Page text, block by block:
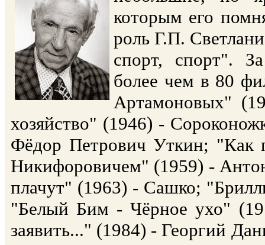
которым его
роль Г.П.
спорт, спорт".
более чем в 80
Артамоновых"
хозяйство" (1946) -
Фёдор Петрович Уткин; "Как
Никифоровичем" (1959) -
плачут" (1963) - Сашко;
"Белый Бим - Чёрное ухо"
заявить..." (1984) - Георгий